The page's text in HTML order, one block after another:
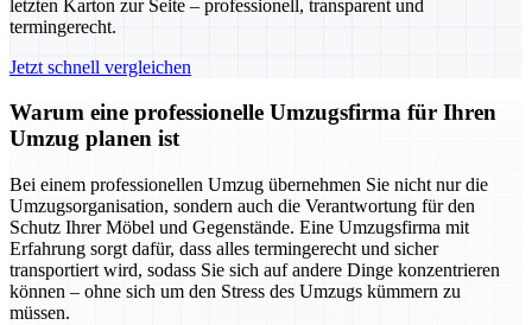
letzten Karton zur Seite – professionell, transparent und
termingerecht.
Jetzt schnell vergleichen
Warum eine professionelle Umzugsfirma für Ihren
Umzug planen ist
Bei einem professionellen Umzug übernehmen Sie nicht nur die
Umzugsorganisation, sondern auch die Verantwortung für den
Schutz Ihrer Möbel und Gegenstände. Eine Umzugsfirma mit
Erfahrung sorgt dafür, dass alles termingerecht und sicher
transportiert wird, sodass Sie sich auf andere Dinge konzentrieren
können – ohne sich um den Stress des Umzugs kümmern zu
müssen.